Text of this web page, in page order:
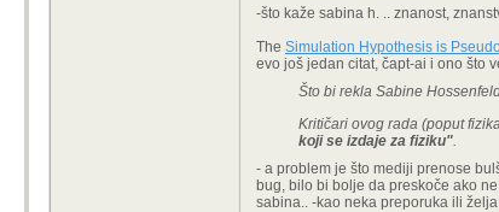
-što kaže sabina h. .. znanost,
The Simulation Hypothesis is
evo još jedan citat, čapt-ai i ono što
Što bi rekla Sabine
Kritičari ovog rada (poput
koji se izdaje za fiziku".
- a problem je što mediji prenose
bug, bilo bi bolje da preskoče ako
sabina.. -kao neka preporuka ili